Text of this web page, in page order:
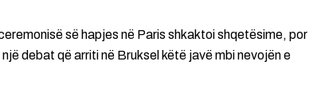
së hapjes në Paris shkaktoi shqetësime, por
debat që arriti në Bruksel këtë javë mbi nevojën e